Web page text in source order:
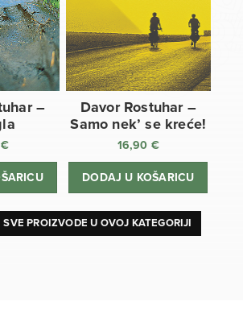
–
€
Davor Rostuhar –
Samo nek’ se kreće!
16,90 €
DODAJ U KOŠARICU
SVE PROIZVODE U OVOJ KATEGORIJI